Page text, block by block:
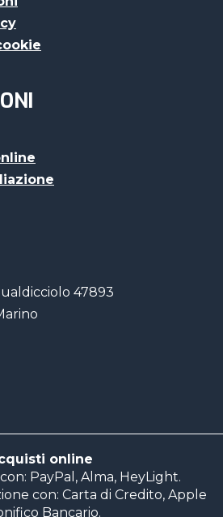
47893
online
PayPal, Alma, HeyLight.
con: Carta di Credito, Apple
Bancario.